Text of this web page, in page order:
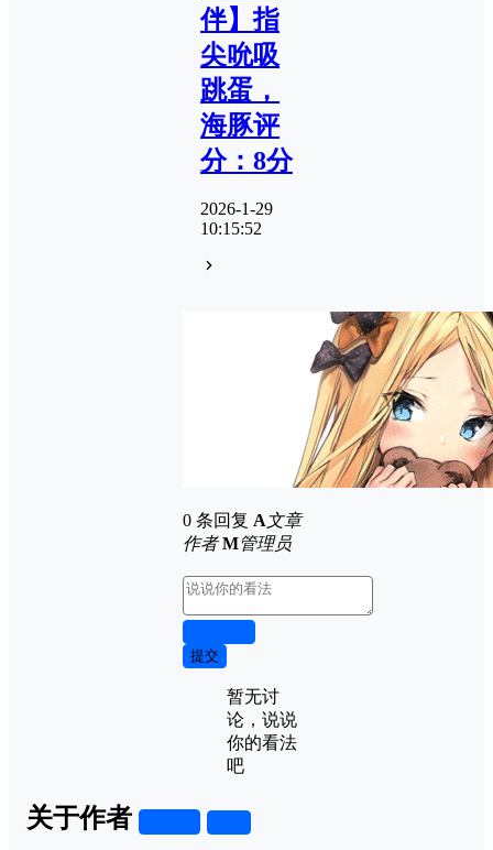
伴】指
尖吮吸
跳蛋，
海豚评
分：8分
2026-1-29
10:15:52
0 条回复 A文章
作者 M管理员
提交
暂无讨
论，说说
你的看法
吧
关于作者